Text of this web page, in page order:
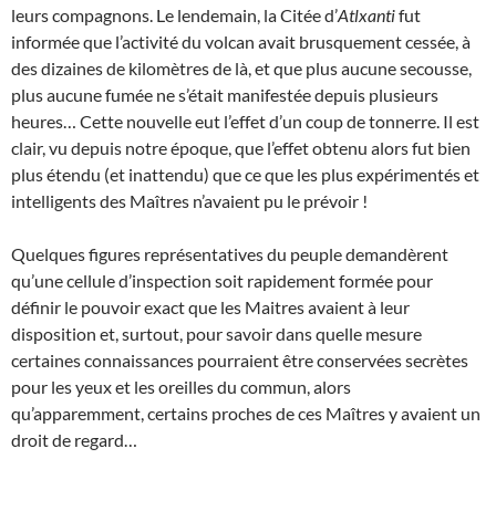
leurs compagnons. Le lendemain, la Citée d’Atlxantifut
informée que l’activité du volcan avait brusquement cessée, à
des dizaines de kilomètres de là, et que plus aucune secousse,
plus aucune fumée ne s’était manifestée depuis plusieurs
heures… Cette nouvelle eut l’effet d’un coup de tonnerre. Il est
clair, vu depuis notre époque, que l’effet obtenu alors fut bien
plus étendu (et inattendu) que ce que les plus expérimentés et
intelligents des Maîtres n’avaient pu le prévoir !
Quelques figures représentatives du peuple demandèrent
qu’une cellule d’inspection soit rapidement formée pour
définir le pouvoir exact que les Maitres avaient à leur
disposition et, surtout, pour savoir dans quelle mesure
certaines connaissances pourraient être conservées secrètes
pour les yeux et les oreilles du commun, alors
qu’apparemment, certains proches de ces Maîtres y avaient un
droit de regard…